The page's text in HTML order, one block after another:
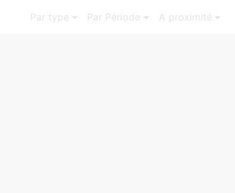
Par type Par Période A proximité